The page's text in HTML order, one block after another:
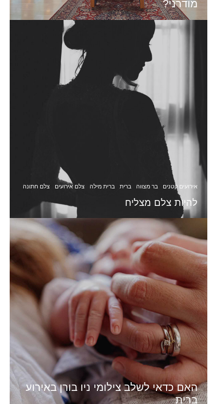
מודרני?
אירועים קטנים בר מצווה ברית ברית מילה צלם אירועים צלם חתונה
להיות צלם מצליח
האם כדאי לשלב צילומי ניו בורן באירוע
ברית